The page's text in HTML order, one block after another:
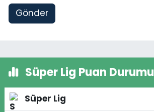
Gönder
Süper Lig Puan Durumu
Süper Lig